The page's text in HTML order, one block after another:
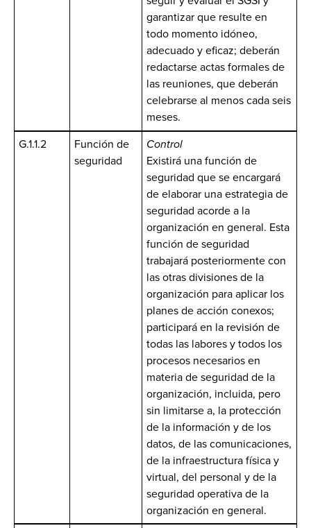
garantizar que resulte en
todo momento idóneo,
adecuado y eficaz; deberán
redactarse actas formales de
las reuniones, que deberán
celebrarse al menos cada seis
meses.
G.1.1.2
Función de
seguridad
Control
Existirá una función de
seguridad que se encargará
de elaborar una estrategia de
seguridad acorde a la
organización en general. Esta
función de seguridad
trabajará posteriormente con
las otras divisiones de la
organización para aplicar los
planes de acción conexos;
participará en la revisión de
todas las labores y todos los
procesos necesarios en
materia de seguridad de la
organización, incluida, pero
sin limitarse a, la protección
de la información y de los
datos, de las comunicaciones,
de la infraestructura física y
virtual, del personal y de la
seguridad operativa de la
organización en general.